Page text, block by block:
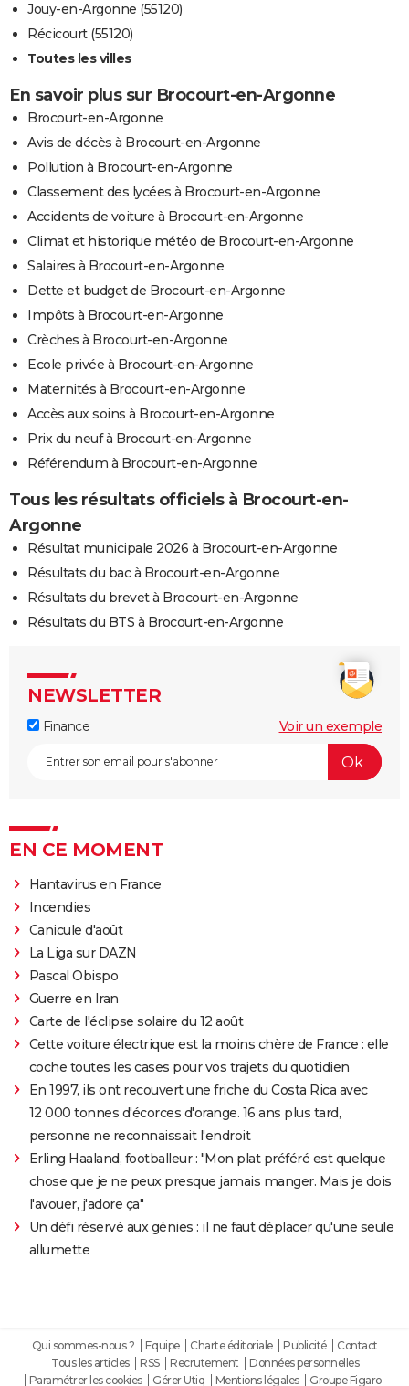
Jouy-en-Argonne (55120)
Récicourt (55120)
Toutes les villes
En savoir plus sur Brocourt-en-Argonne
Brocourt-en-Argonne
Avis de décès à Brocourt-en-Argonne
Pollution à Brocourt-en-Argonne
Classement des lycées à Brocourt-en-Argonne
Accidents de voiture à Brocourt-en-Argonne
Climat et historique météo de Brocourt-en-Argonne
Salaires à Brocourt-en-Argonne
Dette et budget de Brocourt-en-Argonne
Impôts à Brocourt-en-Argonne
Crèches à Brocourt-en-Argonne
Ecole privée à Brocourt-en-Argonne
Maternités à Brocourt-en-Argonne
Accès aux soins à Brocourt-en-Argonne
Prix du neuf à Brocourt-en-Argonne
Référendum à Brocourt-en-Argonne
Tous les résultats officiels à Brocourt-en-
Argonne
Résultat municipale 2026 à Brocourt-en-Argonne
Résultats du bac à Brocourt-en-Argonne
Résultats du brevet à Brocourt-en-Argonne
Résultats du BTS à Brocourt-en-Argonne
NEWSLETTER
Finance Voir un exemple
EN CE MOMENT
Hantavirus en France
Incendies
Canicule d'août
La Liga sur DAZN
Pascal Obispo
Guerre en Iran
Carte de l'éclipse solaire du 12 août
Cette voiture électrique est la moins chère de France : elle
coche toutes les cases pour vos trajets du quotidien
En 1997, ils ont recouvert une friche du Costa Rica avec
12 000 tonnes d'écorces d'orange. 16 ans plus tard,
personne ne reconnaissait l'endroit
Erling Haaland, footballeur : "Mon plat préféré est quelque
chose que je ne peux presque jamais manger. Mais je dois
l'avouer, j'adore ça"
Un défi réservé aux génies : il ne faut déplacer qu'une seule
allumette
Qui sommes-nous ? Equipe Charte éditoriale Publicité
Contact
Tous les articles
RSS Recrutement
Données personnelles
Paramétrer les cookies
Gérer Utiq Mentions légales Groupe Figaro